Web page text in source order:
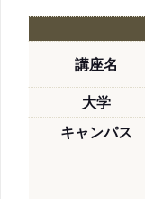
講座名
大学
キャンパス